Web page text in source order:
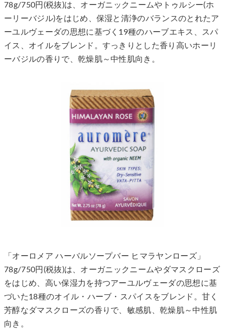
78g/750円(税抜)は、オーガニックニームやトゥルシー(ホ
ーリーバジル)をはじめ、保湿と清浄のバランスのとれたア
ーユルヴェーダの思想に基づく19種のハーブエキス、スパ
イス、オイルをブレンド。すっきりとした香り高いホーリ
ーバジルの香りで、乾燥肌～中性肌向き。
「オーロメア ハーバルソープバー ヒマラヤンローズ」
78g/750円(税抜)は、オーガニックニームやダマスクローズ
をはじめ、高い保湿力を持つアーユルヴェーダの思想に基
づいた18種のオイル・ハーブ・スパイスをブレンド。甘く
芳醇なダマスクローズの香りで、敏感肌、乾燥肌～中性肌
向き。